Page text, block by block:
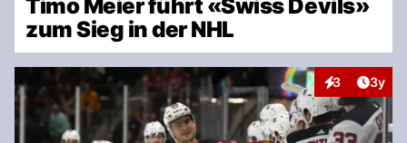
Timo Meier führt «Swiss Devils»
zum Sieg in der NHL
3
Interaktionen
3y